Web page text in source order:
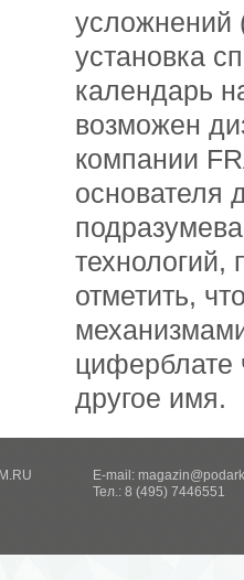
усложнений
установка
календарь
возможен
компании
технологий,
отметить,
циферблате
другое имя.
E-mail:
Тел.: 8 (495) 7446551